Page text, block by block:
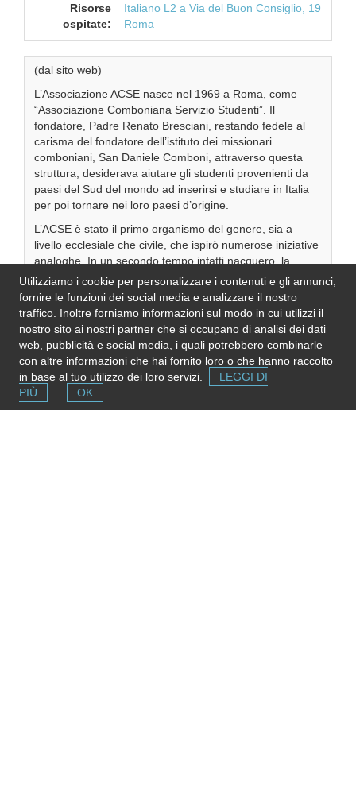
Risorse
ospitate:
Italiano L2 a Via del Buon Consiglio, 19
Roma
(dal sito web)
L’Associazione ACSE nasce nel 1969 a Roma, come
“Associazione Comboniana Servizio Studenti”. Il
fondatore, Padre Renato Bresciani, restando fedele al
carisma del fondatore dell’istituto dei missionari
comboniani, San Daniele Comboni, attraverso questa
struttura, desiderava aiutare gli studenti provenienti da
paesi del Sud del mondo ad inserirsi e studiare in Italia
per poi tornare nei loro paesi d’origine.
L’ACSE è stato il primo organismo del genere, sia a
livello ecclesiale che civile, che ispirò numerose iniziative
analoghe. In un secondo tempo infatti nacquero, la
CARITAS, la Comunità di Sant’Egidio ed il Centro Astalli. I
servizi dell’ACSE oltre che agli studenti, furono estesi
anche ai migranti, da qui l’attuale denominazione,
Associazione Comboniana Servizio Emigranti e Profughi
(A.C.S.E.) ...
video oppure foto
Utilizziamo i cookie per personalizzare i contenuti e gli annunci,
fornire le funzioni dei social media e analizzare il nostro
traffico. Inoltre forniamo informazioni sul modo in cui utilizzi il
nostro sito ai nostri partner che si occupano di analisi dei dati
web, pubblicità e social media, i quali potrebbero combinarle
con altre informazioni che hai fornito loro o che hanno raccolto
in base al tuo utilizzo dei loro servizi.
LEGGI DI
PIÙ
OK